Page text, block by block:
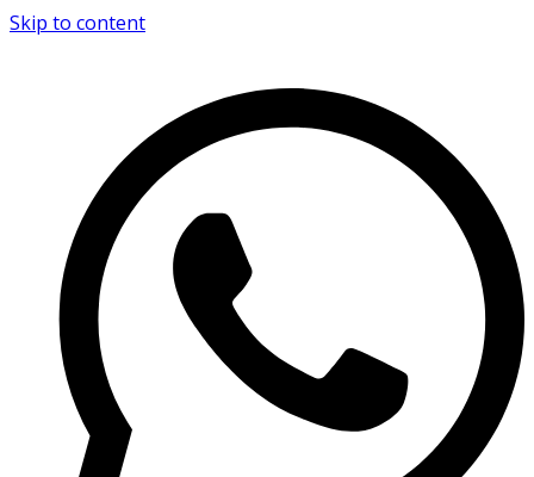
Skip to content